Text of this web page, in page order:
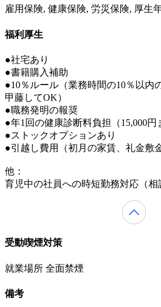
雇用保険, 健康保険, 労災保険, 厚生
福利厚生
●社宅あり
●書籍購入補助
●10％ルール（業務時間の10％以内
甲藤してOK）
●職務発明の報奨
●年1回の健康診断料負担（15,000円
●ストックオプションあり
●引越し費用（初月の家賃、礼金敷
他：
育児中の社員への時短勤務対応（相
受動喫煙対策
就業場所 全面禁煙
備考